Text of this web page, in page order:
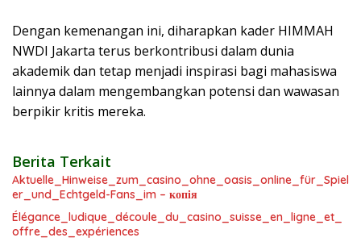
Dengan kemenangan ini, diharapkan kader HIMMAH
NWDI Jakarta terus berkontribusi dalam dunia
akademik dan tetap menjadi inspirasi bagi mahasiswa
lainnya dalam mengembangkan potensi dan wawasan
berpikir kritis mereka.
Berita Terkait
Aktuelle_Hinweise_zum_casino_ohne_oasis_online_für_Spiel
er_und_Echtgeld-Fans_im – копія
Élégance_ludique_découle_du_casino_suisse_en_ligne_et_
offre_des_expériences